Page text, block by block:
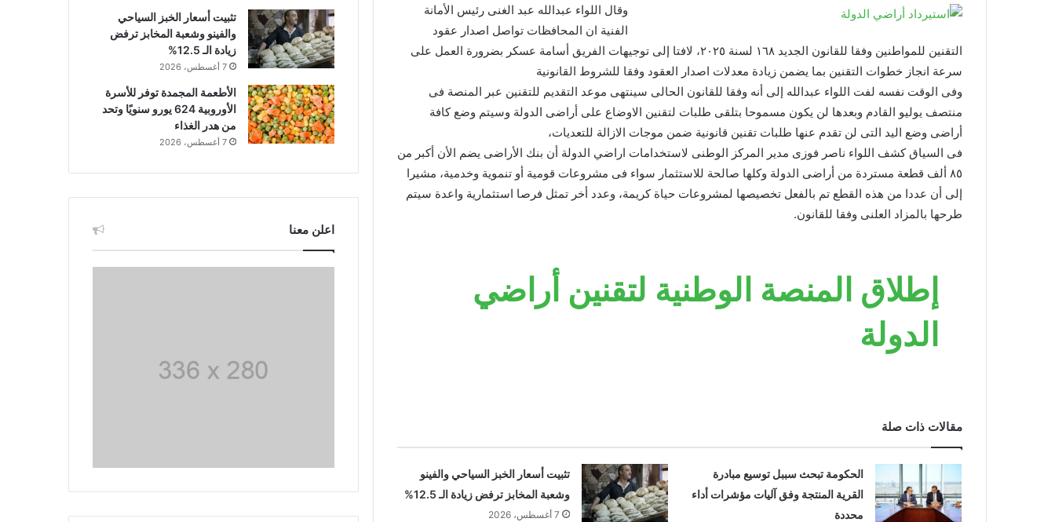
وقال اللواء عبدالله عبد الغنى رئيس الأمانة
الفنية ان المحافظات تواصل اصدار عقود
التقنين للمواطنين وفقا للقانون الجديد ١٦٨ لسنة ٢٠٢٥، لافتا إلى توجيهات الفريق أسامة عسكر بضرورة العمل على
سرعة انجاز خطوات التقنين بما يضمن زيادة معدلات اصدار العقود وفقا للشروط القانونية
وفى الوقت نفسه لفت اللواء عبدالله إلى أنه وفقا للقانون الحالى سينتهى موعد التقديم للتقنين عبر المنصة فى
منتصف يوليو القادم وبعدها لن يكون مسموحا بتلقى طلبات لتقنين الاوضاع على أراضى الدولة وسيتم وضع كافة
أراضى وضع اليد التى لن تقدم عنها طلبات تقنين قانونية ضمن موجات الازالة للتعديات،
فى السياق كشف اللواء ناصر فوزى مدير المركز الوطنى لاستخدامات اراضي الدولة أن بنك الأراضى يضم الأن أكبر من
٨٥ ألف قطعة مستردة من أراضى الدولة وكلها صالحة للاستثمار سواء فى مشروعات قومية أو تنموية وخدمية، مشيرا
إلى أن عددا من هذه القطع تم بالفعل تخصيصها لمشروعات حياة كريمة، وعدد أخر تمثل فرصا استثمارية واعدة سيتم
طرحها بالمزاد العلنى وفقا للقانون.
إطلاق المنصة الوطنية لتقنين أراضي
الدولة
مقالات ذات صلة
الحكومة تبحث سببل توسيع مبادرة
القرية المنتجة وفق آليات مؤشرات أداء
محددة
تثبيت أسعار الخبز السياحي والفينو
وشعبة المخابز ترفض زيادة الـ 12.5%
7 أغسطس، 2026
تثبيت أسعار الخبز السياحي
والفينو وشعبة المخابز ترفض
زيادة الـ 12.5%
7 أغسطس، 2026
الأطعمة المجمدة توفر للأسرة
الأوروبية 624 يورو سنويًا وتحد
من هدر الغذاء
7 أغسطس، 2026
اعلن معنا